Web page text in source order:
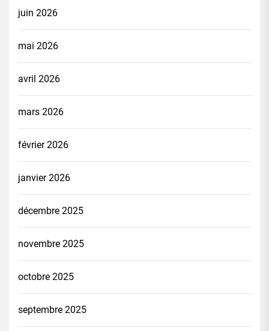
juin 2026
mai 2026
avril 2026
mars 2026
février 2026
janvier 2026
décembre 2025
novembre 2025
octobre 2025
septembre 2025